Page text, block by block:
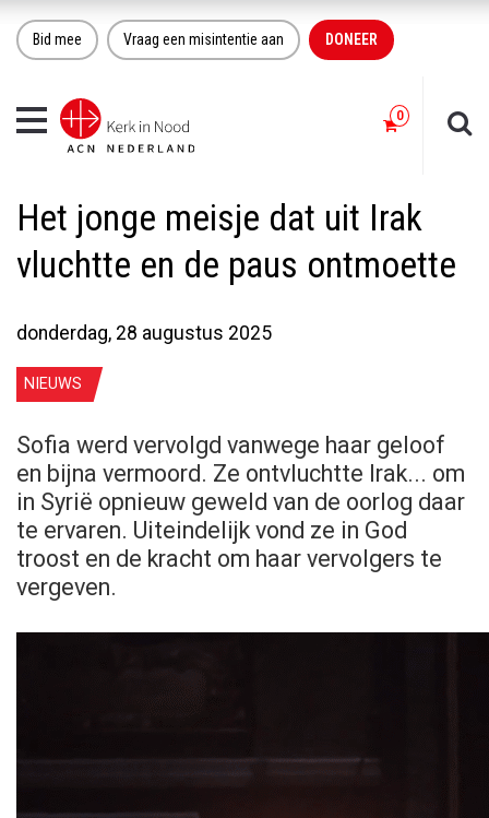
Bid mee Vraag een misintentie aan DONEER
Toggle
navigation
Het jonge meisje dat uit Irak
vluchtte en de paus ontmoette
donderdag, 28 augustus 2025
NIEUWS
Sofia werd vervolgd vanwege haar geloof
en bijna vermoord. Ze ontvluchtte Irak... om
in Syrië opnieuw geweld van de oorlog daar
te ervaren. Uiteindelijk vond ze in God
troost en de kracht om haar vervolgers te
vergeven.